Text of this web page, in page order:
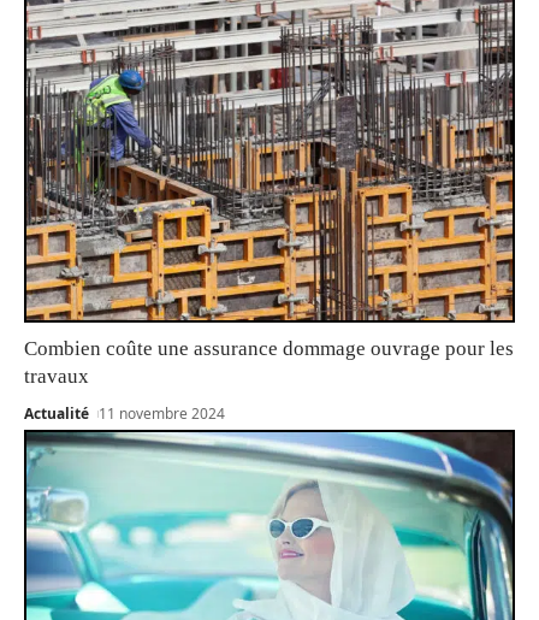
Combien coûte une assurance dommage ouvrage pour les
travaux
Actualité 11 novembre 2024